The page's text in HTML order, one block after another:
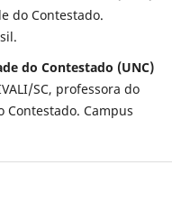
do Contestado.
do Contestado (UNC)
SC, professora do
Campus